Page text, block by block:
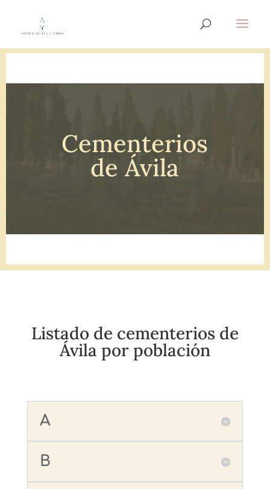
Cementerios
de Ávila
Listado de cementerios de
Ávila por población
A
B